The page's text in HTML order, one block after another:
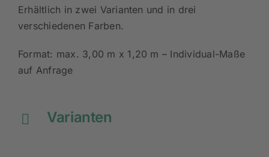
Erhältlich in zwei Varianten und in drei
verschiedenen Farben.
Format: max. 3,00 m x 1,20 m – Individual-Maße
auf Anfrage
Varianten